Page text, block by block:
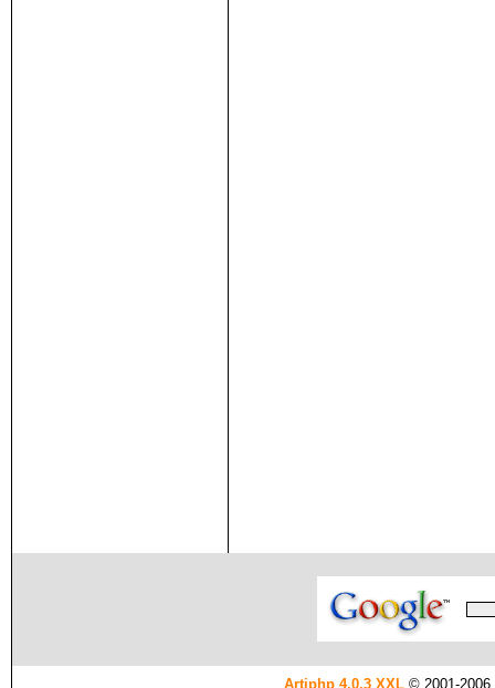
Artiphp 4.0.3 XXL © 2001-